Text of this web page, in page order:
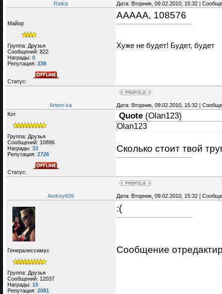
Ratka Дата: Вторник, 09.02.2010, 15:32 |
Майор
Группа: Друзья
Сообщений: 822
Награды: 0
Репутация: 339
Статус:
ААААА, 108576
Хуже не будет! Будет, будет
Artem-ka
Дата: Вторник, 09.02.2010, 15:32 |
Кот
Группа: Друзья
Сообщений: 10896
Награды: 33
Репутация: 2726
Статус:
Quote (Olan123)
Olan123
Сколько стоит твой
Andrey609 Дата: Вторник, 09.02.2010, 15:32 |
Генералиссимус
Группа: Друзья
Сообщений: 12037
Награды: 15
Репутация: 2081
:(
Сообщение